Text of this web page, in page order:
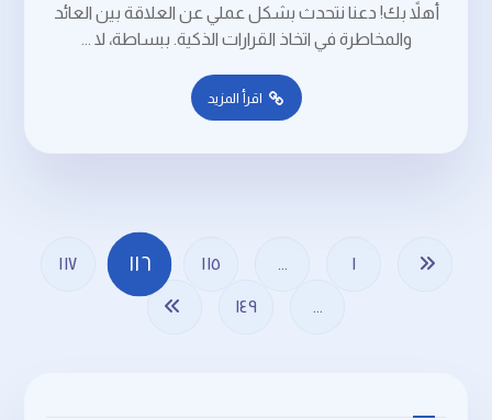
أهلاً بك! دعنا نتحدث بشكل عملي عن العلاقة بين العائد
والمخاطرة في اتخاذ القرارات الذكية. ببساطة، لا ...
اقرأ المزيد
١ … ١١٥ ١١٦ ١١٧
… ١٤٩